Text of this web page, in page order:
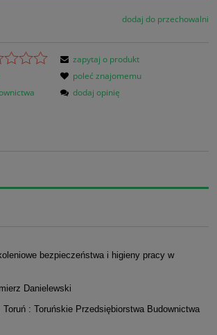
dodaj do przechowalni
zapytaj o produkt
poleć znajomemu
dodaj opinię
bezpieczeństwa i higieny pracy w
Danielewski
: Toruńskie Przedsiębiorstwa Budownictwa